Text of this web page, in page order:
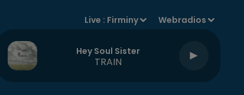
Live : Firminy Webradios
Hey Soul Sister
TRAIN